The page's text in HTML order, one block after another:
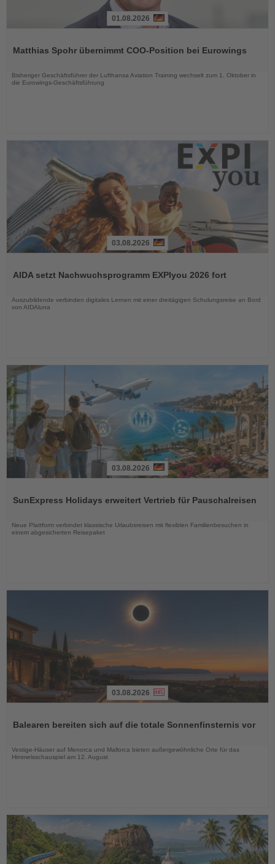
die
01.08.2026
Matthias Spohr übernimmt COO-Position bei Eurowings
Bisheriger Geschäftsführer der Lufthansa Aviation Training wechselt zum 1. Oktober in
die Eurowings-Geschäftsführung
die
03.08.2026
AIDA setzt Nachwuchsprogramm EXPIyou 2026 fort
Auszubildende verbinden digitales Lernen mit einer dreitägigen Schulungsreise an Bord
von AIDAluna
die
03.08.2026
SunExpress Holidays erweitert Vertrieb für Pauschalreisen
Neue Plattform verbindet klassische Urlaubsreisen mit flexiblen Familienbesuchen in
einem abgesicherten Reisepaket
die
03.08.2026
Balearen bereiten sich auf die totale Sonnenfinsternis vor
Vestige-Häuser auf Menorca und Mallorca bieten außergewöhnliche Orte für das
Himmelsschauspiel am 12. August